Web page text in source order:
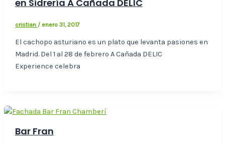
en Sidrería A Cañada DELIC
cristian / enero 31, 2017
El cachopo asturiano es un plato que levanta pasiones en
Madrid. Del 1 al 28 de febrero A Cañada DELIC
Experience celebra
Bar Fran